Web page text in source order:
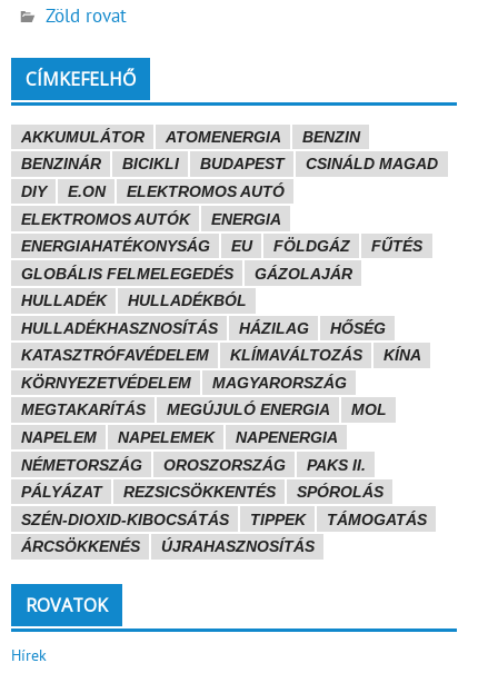
Zöld rovat
CÍMKEFELHŐ
AKKUMULÁTOR ATOMENERGIA
BENZIN
BENZINÁR
BICIKLI BUDAPEST
CSINÁLD MAGAD
DIY
E.ON
ELEKTROMOS AUTÓ
ELEKTROMOS AUTÓK
ENERGIA
ENERGIAHATÉKONYSÁG
EU FÖLDGÁZ
FŰTÉS
GLOBÁLIS FELMELEGEDÉS
GÁZOLAJÁR
HULLADÉK
HULLADÉKBÓL
HULLADÉKHASZNOSÍTÁS
HÁZILAG
HŐSÉG
KATASZTRÓFAVÉDELEM
KLÍMAVÁLTOZÁS
KÍNA
KÖRNYEZETVÉDELEM
MAGYARORSZÁG
MEGTAKARÍTÁS
MEGÚJULÓ ENERGIA
MOL
NAPELEM
NAPELEMEK
NAPENERGIA
NÉMETORSZÁG
OROSZORSZÁG
PAKS II.
PÁLYÁZAT
REZSICSÖKKENTÉS
SPÓROLÁS
SZÉN-DIOXID-KIBOCSÁTÁS
TIPPEK
TÁMOGATÁS
ÁRCSÖKKENÉS
ÚJRAHASZNOSÍTÁS
ROVATOK
Hírek